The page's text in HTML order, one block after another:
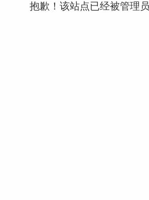
抱歉！该站点已经被管理